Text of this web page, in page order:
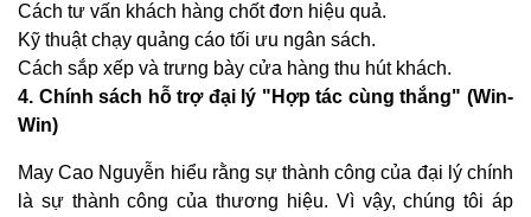
Cách tư vấn khách hàng chốt đơn hiệu quả.
Kỹ thuật chạy quảng cáo tối ưu ngân sách.
Cách sắp xếp và trưng bày cửa hàng thu hút khách.
4. Chính sách hỗ trợ đại lý "Hợp tác cùng thắng" (Win-
Win)
May Cao Nguyễn hiểu rằng sự thành công của đại lý chính
là sự thành công của thương hiệu. Vì vậy, chúng tôi áp